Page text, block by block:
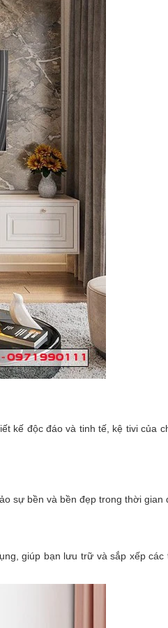
kế độc đáo và tinh tế, kệ tivi của
sự bền và bền đẹp trong thời gian
giúp bạn lưu trữ và sắp xếp